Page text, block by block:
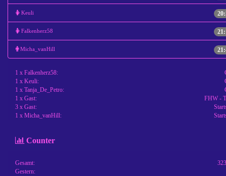
Keuli
Falkenherz58
Micha_vanHill
1 x Falkenherz58:
1 x Keuli:
1 x Tanja_De_Petro:
1 x Gast:
FHW -
3 x Gast:
1 x Micha_vanHill:
Counter
Gesamt:
Gestern: